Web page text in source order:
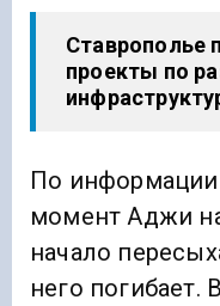
Ставрополье
проекты по
По
момент Аджи
начало
него погибает.